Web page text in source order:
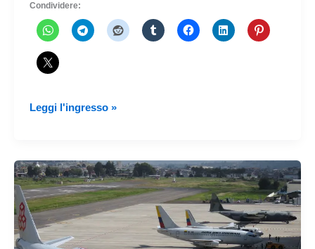
Condividere:
Aercaribe
ripreso
i
voli
commerciali
a
Latacunga
Leggi l'ingresso »